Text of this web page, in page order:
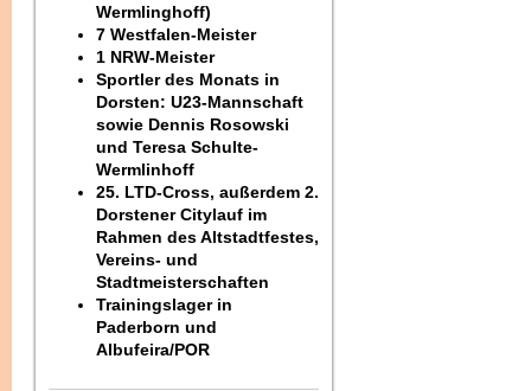
Wermlinghoff)
7 Westfalen-Meister
1 NRW-Meister
Sportler des Monats in
Dorsten: U23-Mannschaft
sowie Dennis Rosowski
und Teresa Schulte-
Wermlinhoff
25. LTD-Cross, außerdem 2.
Dorstener Citylauf im
Rahmen des Altstadtfestes,
Vereins- und
Stadtmeisterschaften
Trainingslager in
Paderborn und
Albufeira/POR